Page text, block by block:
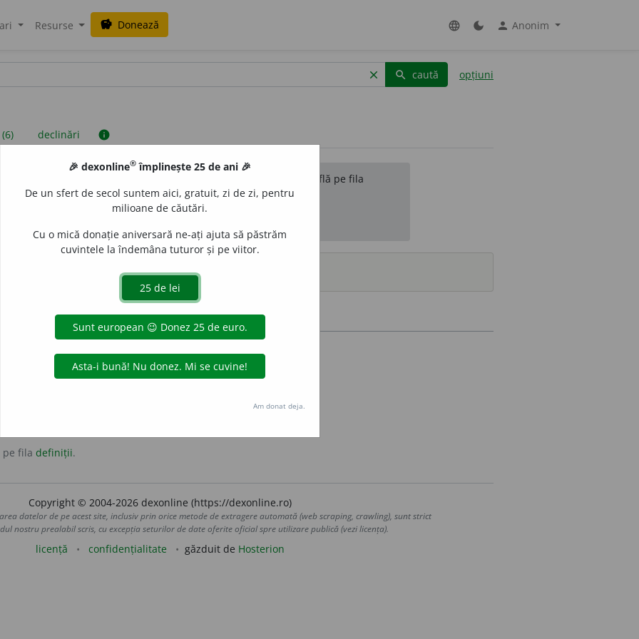
Resurse savings Donează language dark_mode person Anonim
clear search caută opțiuni
declinări info
sunt compilate de echipa dexonline. Definițiile originale se află pe fila
reordona filele pe pagina depreferințe.
surse
pe fila definiții.
Copyright © 2004-2026 dexonline (https://dexonline.ro)
datelor de pe acest site, inclusiv prin orice metode de extragere automată (web scraping, crawling), sunt strict
nostru prealabil scris, cu excepția seturilor de date oferite oficial spre utilizare publică (vezi licența).
licență confidențialitate găzduit de Hosterion
🎉 dexonline® împlinește 25 de ani 🎉
De un sfert de secol suntem aici, gratuit, zi de zi, pentru
milioane de căutări.
Cu o mică donație aniversară ne-ați ajuta să păstrăm
cuvintele la îndemâna tuturor și pe viitor.
Am donat deja.